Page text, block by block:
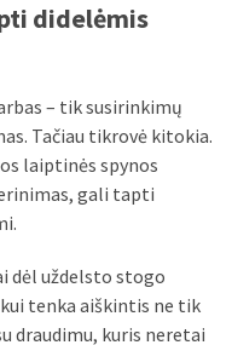
didelėmis
– tik susirinkimų
Tačiau tikrovė kitokia.
laiptinės spynos
gali tapti
dėl uždelsto stogo
tenka aiškintis ne tik
draudimu, kuris neretai